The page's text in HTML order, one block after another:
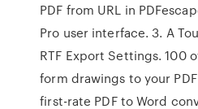
PDF from URL in
Pro user interface. 3. A
RTF Export Settings. 100
form drawings to your
first-rate PDF to Word